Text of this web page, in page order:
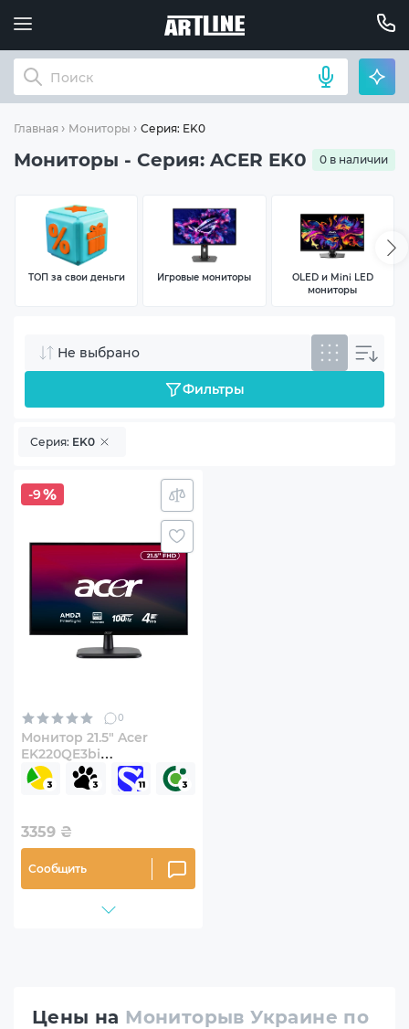
Главная Мониторы Серия: EK0
Мониторы - Серия: ACER EK0 0 в наличии
ТОП за свои деньги Игровые мониторы
OLED и Mini LED
мониторы
Не выбрано
Фильтры
Серия: EK0
-9
0
Монитор 21.5" Acer
EK220QE3bi
(UM.WE0EE.303)
3359 ₴
Сообщить
Цены на Мониторыв Украине по